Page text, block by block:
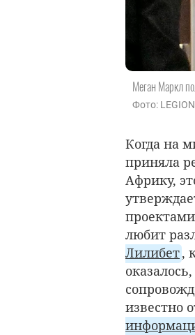
Меган Маркл
Фото:
Когда на
приняла
Африку,
любит
Лилибет,
известно